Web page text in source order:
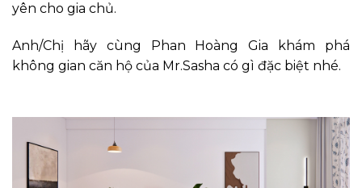
yên cho gia chủ.
Anh/Chị hãy cùng Phan Hoàng Gia khám phá
không gian căn hộ của Mr.Sasha có gì đặc biệt nhé.